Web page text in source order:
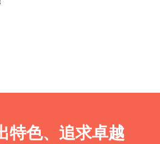
特色、追求卓越